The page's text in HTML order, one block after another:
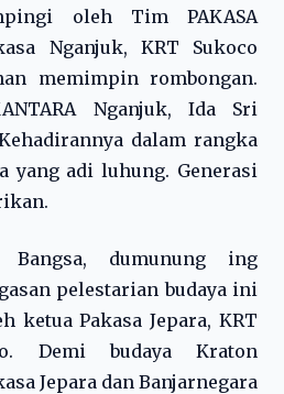
oleh Tim PAKASA
Nganjuk, KRT Sukoco
memimpin rombongan.
Nganjuk, Ida Sri
dalam rangka
yang adi luhung. Generasi
Bangsa, dumunung ing
pelestarian budaya ini
ketua Pakasa Jepara, KRT
Demi budaya Kraton
Jepara dan Banjarnegara